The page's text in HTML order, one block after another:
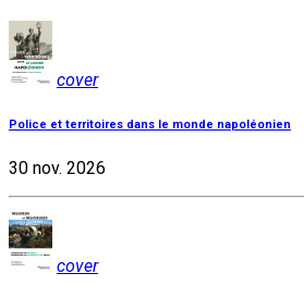
cover
Police et territoires dans le monde napoléonien
30 nov. 2026
cover